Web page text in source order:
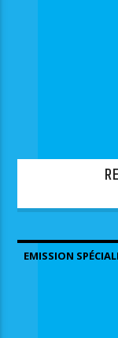
EMISSION